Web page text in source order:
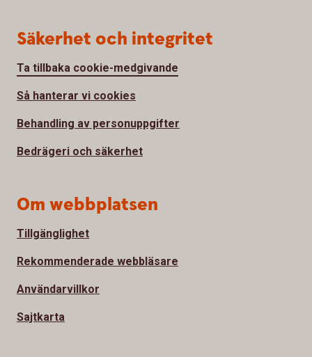
Säkerhet och integritet
Ta tillbaka cookie-medgivande
Så hanterar vi cookies
Behandling av personuppgifter
Bedrägeri och säkerhet
Om webbplatsen
Tillgänglighet
Rekommenderade webbläsare
Användarvillkor
Sajtkarta